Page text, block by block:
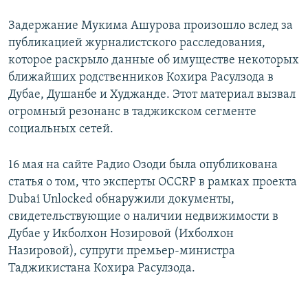
Задержание Мукима Ашурова произошло вслед за
публикацией журналистского расследования,
которое раскрыло данные об имуществе некоторых
ближайших родственников Кохира Расулзода в
Дубае, Душанбе и Худжанде. Этот материал вызвал
огромный резонанс в таджикском сегменте
социальных сетей.
16 мая на сайте Радио Озоди была опубликована
статья о том, что эксперты OCCRP в рамках проекта
Dubai Unlocked обнаружили документы,
свидетельствующие о наличии недвижимости в
Дубае у Икболхон Нозировой (Ихболхон
Назировой), супруги премьер-министра
Таджикистана Кохира Расулзода.